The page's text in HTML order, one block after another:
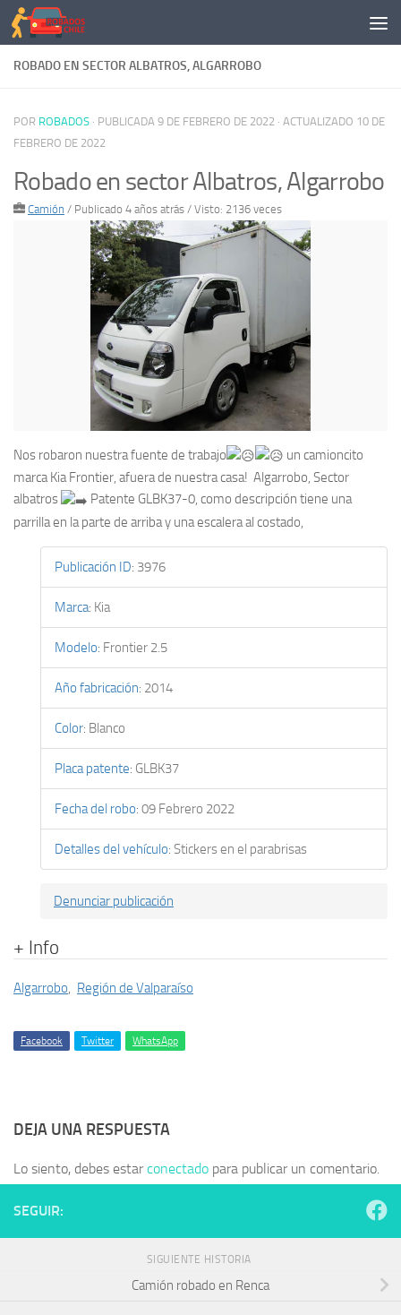
Saltar al contenido
ROBADO EN SECTOR ALBATROS, ALGARROBO
POR ROBADOS · PUBLICADA 9 DE FEBRERO DE 2022 · ACTUALIZADO 10 DE
FEBRERO DE 2022
Robado en sector Albatros, Algarrobo
Camión / Publicado 4 años atrás / Visto: 2136 veces
Nos robaron nuestra fuente de trabajo
un camioncito
marca Kia Frontier, afuera de nuestra casa! Algarrobo, Sector
albatros
Patente GLBK37-0, como descripción tiene una
parrilla en la parte de arriba y una escalera al costado,
Publicación ID: 3976
Marca: Kia
Modelo: Frontier 2.5
Año fabricación: 2014
Color: Blanco
Placa patente: GLBK37
Fecha del robo: 09 Febrero 2022
Detalles del vehículo: Stickers en el parabrisas
Denunciar publicación
+ Info
Algarrobo, Región de Valparaíso
Facebook Twitter WhatsApp
DEJA UNA RESPUESTA
Lo siento, debes estarconectado para publicar un comentario.
SEGUIR:
SIGUIENTE HISTORIA
Camión robado en Renca